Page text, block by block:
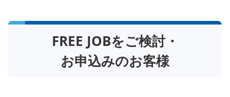
FREE JOBをご検討・
お申込みのお客様